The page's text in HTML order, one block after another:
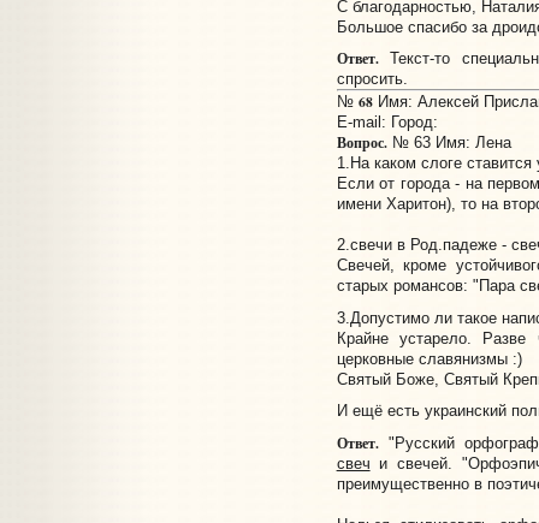
С благодарностью,
Большое спасибо за
Ответ.Текст-то
спросить.
№ 68Имя: Алексей
E-mail: Город:
Вопрос.№ 63 Имя: Лена
1.На каком слоге
Если от города - на
имени Харитон), то на
2.свечи в Род.падеже -
Свечей, кроме
старых романсов: "Пара
3.Допустимо ли такое
Крайне устарело.
церковные славянизмы :)
Святый Боже, Святый
И ещё есть украинский
Ответ."Русский
свеч и свечей.
преимущественно в